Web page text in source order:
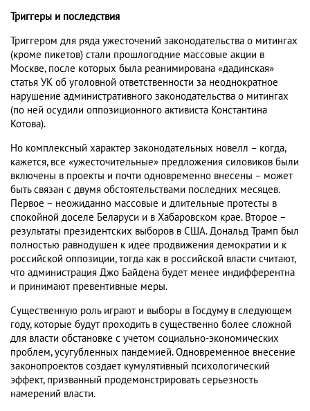
Триггеры и последствия
Триггером для ряда ужесточений законодательства о митингах
(кроме пикетов) стали прошлогодние массовые акции в
Москве, после которых была реанимирована «дадинская»
статья УК об уголовной ответственности за неоднократное
нарушение административного законодательства о митингах
(по ней осудили оппозиционного активиста Константина
Котова).
Но комплексный характер законодательных новелл – когда,
кажется, все «ужесточительные» предложения силовиков были
включены в проекты и почти одновременно внесены – может
быть связан с двумя обстоятельствами последних месяцев.
Первое – неожиданно массовые и длительные протесты в
спокойной доселе Беларуси и в Хабаровском крае. Второе –
результаты президентских выборов в США. Дональд Трамп был
полностью равнодушен к идее продвижения демократии и к
российской оппозиции, тогда как в российской власти считают,
что администрация Джо Байдена будет менее индифферентна
и принимают превентивные меры.
Существенную роль играют и выборы в Госдуму в следующем
году, которые будут проходить в существенно более сложной
для власти обстановке с учетом социально-экономических
проблем, усугубленных пандемией. Одновременное внесение
законопроектов создает кумулятивный психологический
эффект, призванный продемонстрировать серьезность
намерений власти.